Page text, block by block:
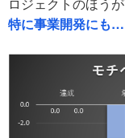
特に事業開発にも